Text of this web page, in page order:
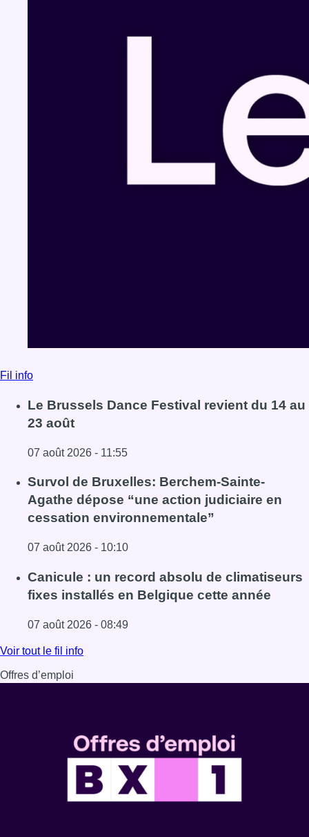
Fil info
Le Brussels Dance Festival revient du 14 au
23 août
07 août 2026 - 11:55
Lire l'article Le Brussels Dance Festival revient du 14 au
Survol de Bruxelles: Berchem-Sainte-
Agathe dépose “une action judiciaire en
cessation environnementale”
07 août 2026 - 10:10
Lire l'article Survol de Bruxelles: Berchem-Sainte-
Canicule : un record absolu de climatiseurs
fixes installés en Belgique cette année
07 août 2026 - 08:49
Lire l'article Canicule : un record absolu de climatiseurs
Voir tout le fil info
Offres d’emploi